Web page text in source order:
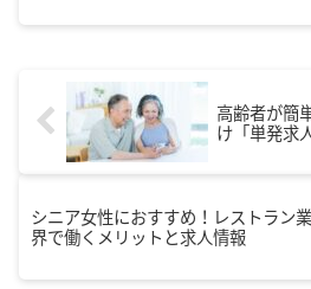
高齢者が簡
け「単発求
シニア女性におすすめ！レストラン業
界で働くメリットと求人情報